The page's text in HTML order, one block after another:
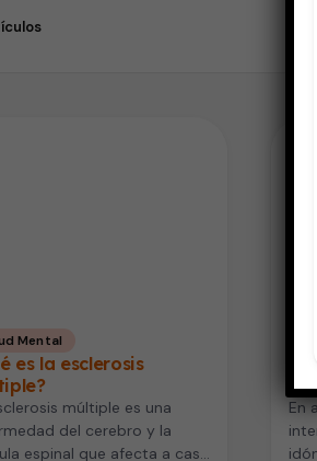
Mental
es la esclerosis
múltiple es una
del cerebro y la
espinal que afecta a casi
En